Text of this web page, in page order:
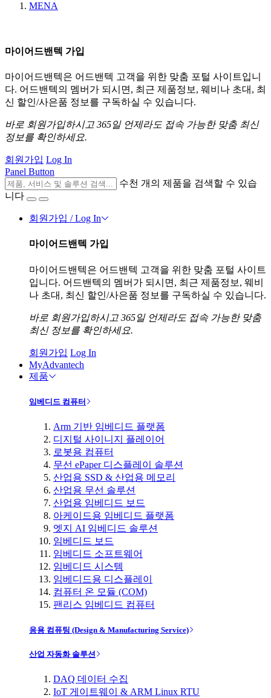
MENA
마이어드밴텍 가입
마이어드밴텍은 어드밴텍 고객을 위한 맞춤 포털 사이트입니
다. 어드밴텍의 멤버가 되시면, 최근 제품정보, 웨비나 초대, 최
신 할인/사은품 정보를 구독하실 수 있습니다.
바로 회원가입하시고 365일 언제라도 접속 가능한 맞춤 최신
정보를 확인하세요.
회원가입 Log In
Panel Button
수천 개의 제품을 검색할 수 있습
니다
회원가입 / Log In
마이어드밴텍 가입
마이어드밴텍은 어드밴텍 고객을 위한 맞춤 포털 사이트
입니다. 어드밴텍의 멤버가 되시면, 최근 제품정보, 웨비
나 초대, 최신 할인/사은품 정보를 구독하실 수 있습니다.
바로 회원가입하시고 365일 언제라도 접속 가능한 맞춤
최신 정보를 확인하세요.
회원가입 Log In
MyAdvantech
제품
임베디드 컴퓨터
Arm 기반 임베디드 플랫폼
디지털 사이니지 플레이어
로봇용 컴퓨터
무선 ePaper 디스플레이 솔루션
산업용 SSD & 산업용 메모리
산업용 무선 솔루션
산업용 임베디드 보드
아케이드용 임베디드 플랫폼
엣지 AI 임베디드 솔루션
임베디드 보드
임베디드 소프트웨어
임베디드 시스템
임베디드용 디스플레이
컴퓨터 온 모듈 (COM)
팬리스 임베디드 컴퓨터
응용 컴퓨팅 (Design & Manufacturing Service)
산업 자동화 솔루션
DAQ 데이터 수집
IoT 게이트웨이 & ARM Linux RTU